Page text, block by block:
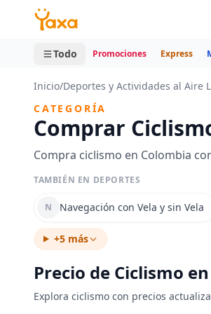
MINI CARRITO
0 productos
Todo Promociones Express
Inicio/Deportes y Actividades al Aire
CATEGORÍA
Comprar
Compra ciclismo en Colombia
TAMBIÉN EN DEPORTES
N Navegación con Vela y sin Vela
+5 más
Precio de Ciclismo
Explora ciclismo con precios